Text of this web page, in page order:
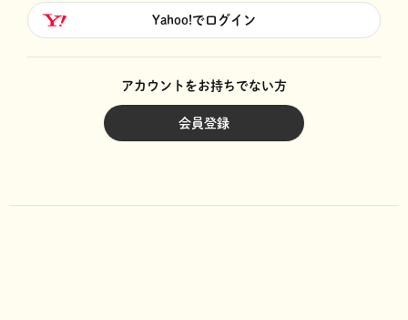
Yahoo!でログイン
アカウントをお持ちでない方
会員登録